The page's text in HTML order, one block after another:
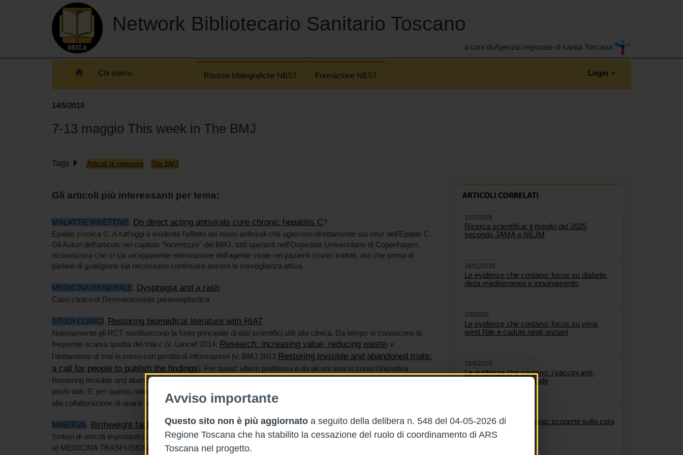
Avviso importante
Questo sito non è più aggiornato a seguito della delibera n. 548 del 04-05-2026 di
Regione Toscana che ha stabilito la cessazione del ruolo di coordinamento di ARS
Toscana nel progetto.
Network Bibliotecario Sanitario Toscano
a cura di Agenzia regionale di sanità Toscana
Chi siamo Risorse bibliografiche NBST Formazione NBST Login
14/5/2018
7-13 maggio This week in The BMJ
Tags Articoli di interesse The BMJ
Gli articoli più interessanti per tema:
MALATTIE INFETTIVE. Do direct acting antivirals cure chronic hepatitis C?
Epatite cronica C. A tutt'oggi è evidente l'effetto dei nuovi antivirali che agiscono direttamente sul virur dell'Epatite C.
Gli Autori dell'articolo nel capitolo "Incertezze" del BMJ, tutti operanti nell'Ospedale Universitario di Copenhagen,
riconoscono che ci sia un'apparente eliminazione dell'agente virale nei pazienti cronici trattati, ma che prima di
parlare di guarigione sia necessario continuare ancora la sorveglianza attiva.
MEDICINA GENERALE. Dysphagia and a rash
Caso clinico di Dermatomiosite paraneoplastica
STUDI CLINICI. Restoring biomedical literature with RIAT
Notoriamente gli RCT sostituiscono la fonte principale di dati scientifici utili alla clinica. Da tempo si conoscono la
frequente scarsa qualità dei trial c (v. Lancet 2014: Research: increasing value, reducing waste) e
l'abbandono di trial in corso con perdita di informazioni (v. BMJ 2013 Restoring invisible and abandoned trials:
a call for people to publish the findings). Per quest' ultimo problema è da alcuni anni in corso l'iniziativa
Restoring invisible and abandoned trials (RIAT), che tuttavia è rimasta poco conosciuta ed ha prodotto a tutt'oggi
pochi dati. E' per questo nato il RIAT support centre (
alla collaborazione di quanti manifestino interesse a questa iniziativa.
MINERVA. Birthweight factors. . . and other stories
Sintesi di articoli importanti di altre riviste. In particolare utile segnalare:
a) MEDICINA TRASFUSIONALE. Articolo apparso su PLoS Med che dimostra sperimentalmente (
15/1/2026
Ricerca scientifica: il meglio del 2025
secondo JAMA e NEJM
28/11/2025
Le evidenze che contano: focus su diabete,
dieta mediterranea e inquinamento
2/9/2025
Le evidenze che contano: focus su virus
west Nile e cadute negli anziani
28/8/2025
Le evidenze che contano: i vaccini anti-
Covid, un bilancio globale
Le evidenze che contano: scoperte sulla cura
dell'osteoporosi